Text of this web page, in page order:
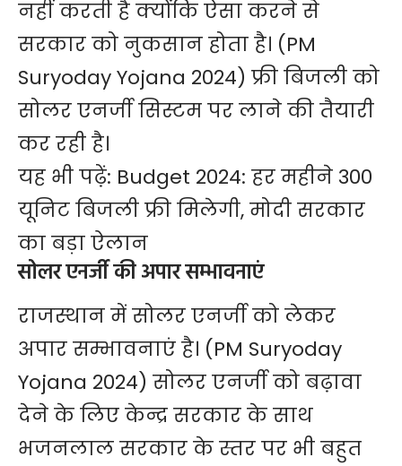
नहीं करती है क्योंकि ऐसा करने से
सरकार को नुकसान होता है। (PM
Suryoday Yojana 2024) फ्री बिजली को
सोलर एनर्जी सिस्टम पर लाने की तैयारी
कर रही है।
यह भी पढ़ें: Budget 2024: हर महीने 300
यूनिट बिजली फ्री मिलेगी, मोदी सरकार
का बड़ा ऐलान
सोलर एनर्जी की अपार सम्भावनाएं
राजस्थान में सोलर एनर्जी को लेकर
अपार सम्भावनाएं है। (PM Suryoday
Yojana 2024) सोलर एनर्जी को बढ़ावा
देने के लिए केन्द्र सरकार के साथ
भजनलाल सरकार के स्तर पर भी बहुत